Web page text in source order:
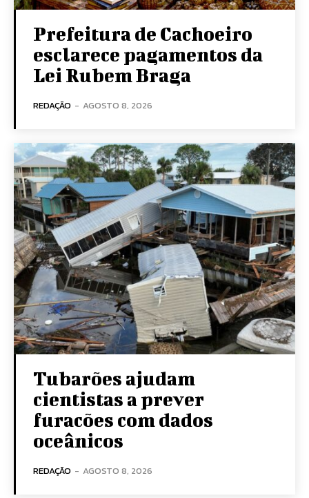
Prefeitura de Cachoeiro
esclarece pagamentos da
Lei Rubem Braga
REDAÇÃO - AGOSTO 8, 2026
Tubarões ajudam
cientistas a prever
furacões com dados
oceânicos
REDAÇÃO - AGOSTO 8, 2026